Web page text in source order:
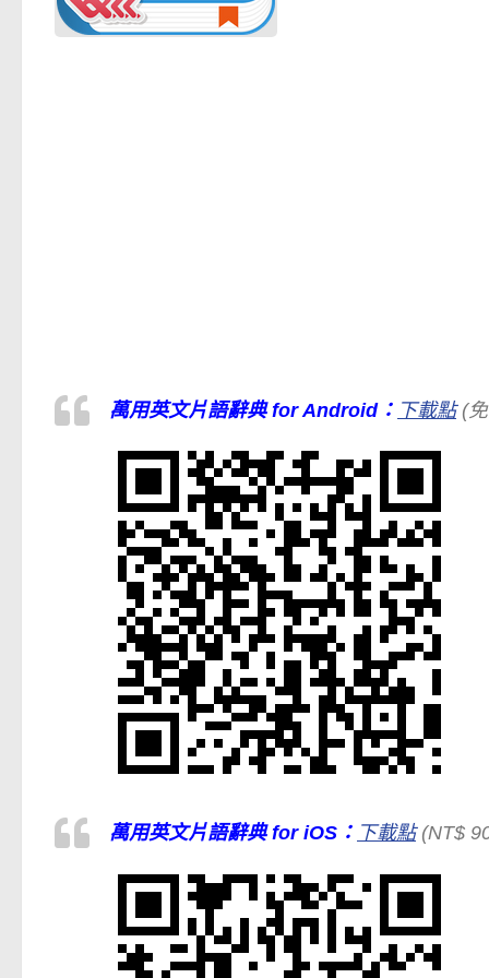
萬用英文片語辭典 for Android： 下載點(
萬用英文片語辭典 for iOS： 下載點(NT$